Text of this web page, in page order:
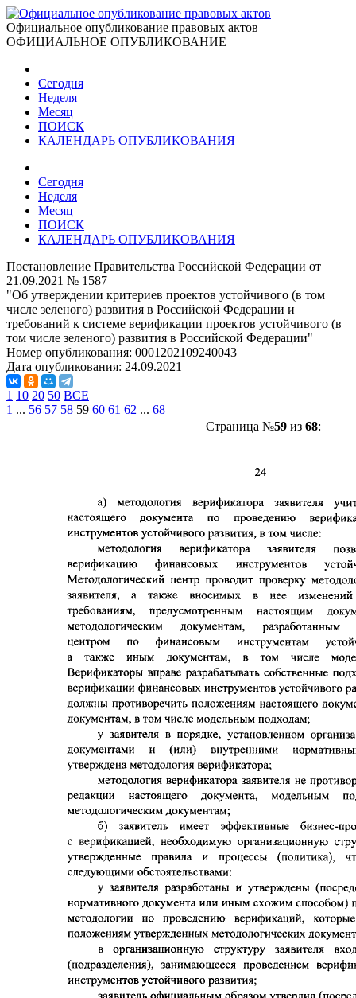
Официальное опубликование правовых актов
ОФИЦИАЛЬНОЕ ОПУБЛИКОВАНИЕ
Сегодня
Неделя
Месяц
ПОИСК
КАЛЕНДАРЬ ОПУБЛИКОВАНИЯ
Сегодня
Неделя
Месяц
ПОИСК
КАЛЕНДАРЬ ОПУБЛИКОВАНИЯ
Постановление Правительства Российской Федерации от
21.09.2021 № 1587
"Об утверждении критериев проектов устойчивого (в том
числе зеленого) развития в Российской Федерации и
требований к системе верификации проектов устойчивого (в
том числе зеленого) развития в Российской Федерации"
Номер опубликования: 0001202109240043
Дата опубликования: 24.09.2021
1 10 20 50 ВСЕ
1 ... 56 57 58 59 60 61 62 ... 68
Страница №59из 68: